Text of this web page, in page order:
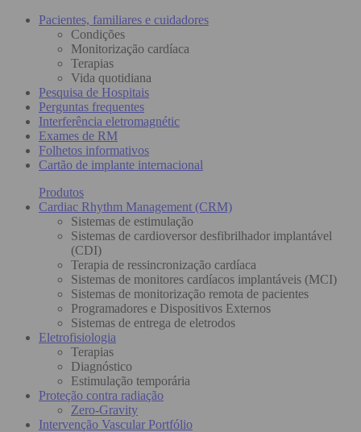
Pacientes, familiares e cuidadores
Condições
Monitorização cardíaca
Terapias
Vida quotidiana
Pesquisa de Hospitais
Perguntas frequentes
Interferência eletromagnétic
Exames de RM
Folhetos informativos
Cartão de implante internacional
Produtos
Cardiac Rhythm Management (CRM)
Sistemas de estimulação
Sistemas de cardioversor desfibrilhador implantável
(CDI)
Terapia de ressincronização cardíaca
Sistemas de monitores cardíacos implantáveis (MCI)
Sistemas de monitorização remota de pacientes
Programadores e Dispositivos Externos
Sistemas de entrega de eletrodos
Eletrofisiologia
Terapias
Diagnóstico
Estimulação temporária
Proteção contra radiação
Zero-Gravity
Intervenção Vascular Portfólio